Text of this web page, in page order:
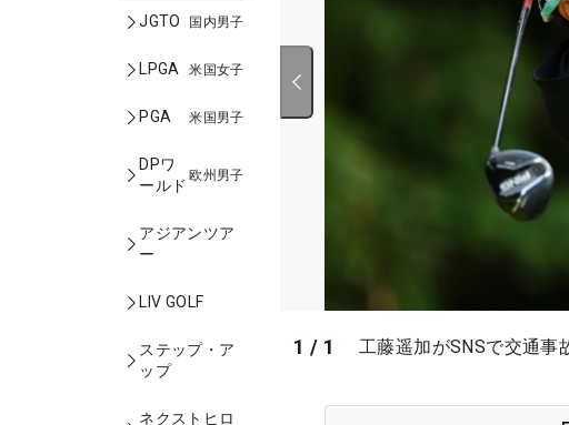
JGTO 国内男子
LPGA 米国女子
PGA 米国男子
DPワ
ールド
欧州男子
アジアンツア
ー
LIV GOLF
ステップ・ア
ップ
ネクストヒロ
1 / 1 工藤遥加がSNSで交通事